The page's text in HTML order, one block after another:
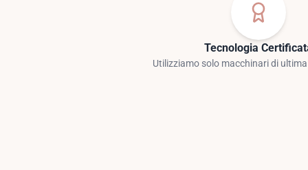
Tecnologia
Utilizziamo solo macchinari di